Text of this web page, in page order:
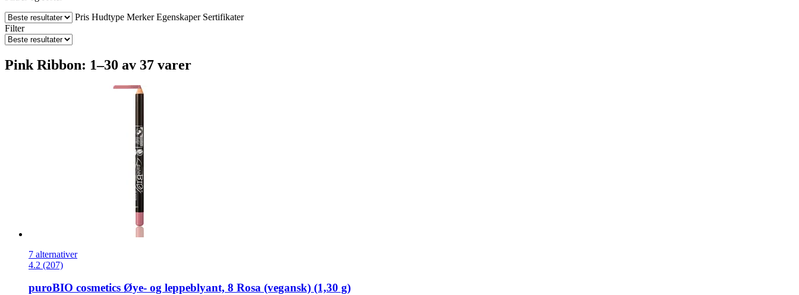
Pris Hudtype Merker Egenskaper Sertifikater
Filter
Pink Ribbon: 1–30 av 37 varer
7 alternativer
4.2 (207)
puroBIO cosmetics Øye-​ og leppeblyant, 8 Rosa (vegansk) (1,30 g)